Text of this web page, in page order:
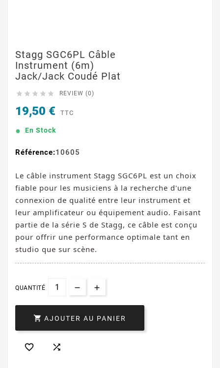
Stagg SGC6PL Câble
Instrument (6m)
Jack/jack Coudé Plat
     REVIEW (0)
19,50 € TTC
En Stock
Référence:10605
Le câble instrument Stagg SGC6PL est un choix
fiable pour les musiciens à la recherche d'une
connexion de qualité entre leur instrument et
leur amplificateur ou équipement audio. Faisant
partie de la série S de Stagg, ce câble est conçu
pour offrir une performance optimale tant en
studio que sur scène.
QUANTITÉ
 AJOUTER AU PANIER
 